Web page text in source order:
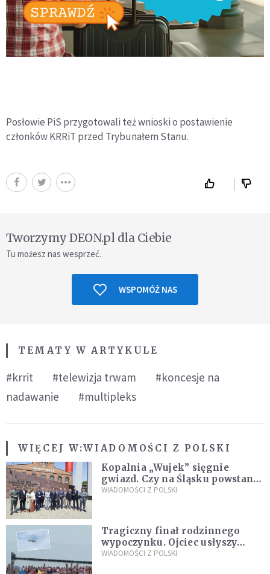
Posłowie PiS przygotowali też wnioski o postawienie
członków KRRiT przed Trybunałem Stanu.
Tworzymy DEON.pl dla Ciebie
Tu możesz nas wesprzeć.
WSPOMÓŻ NAS
TEMATY W ARTYKULE
#krrit #telewizja trwam
#koncesje na
nadawanie
#multipleks
WIĘCEJ W:WIADOMOŚCI Z POLSKI
Kopalnia „Wujek” sięgnie
gwiazd. Czy na Śląsku powstanie
„Dolina Krzemowa”?
WIADOMOŚCI Z POLSKI
Tragiczny finał rodzinnego
wypoczynku. Ojciec usłyszy
zarzuty
WIADOMOŚCI Z POLSKI